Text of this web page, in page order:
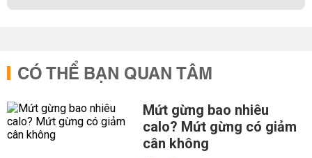
CÓ THỂ BẠN QUAN TÂM
Mứt gừng bao nhiêu
calo? Mứt gừng có giảm
cân không